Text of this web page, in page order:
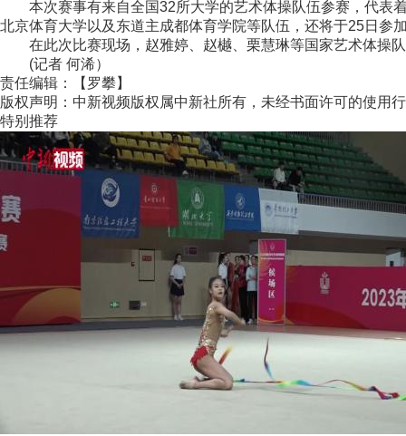
本次赛事有来自全国32所大学的艺术体操队伍参赛，代表着
北京体育大学以及东道主成都体育学院等队伍，还将于25日参
在此次比赛现场，赵雅婷、赵樾、栗慧琳等国家艺术体操
(记者 何浠）
责任编辑：【罗攀】
版权声明：中新视频版权属中新社所有，未经书面许可的使用
特别推荐